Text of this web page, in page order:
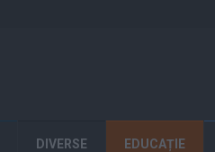
DIVERSE EDUCAȚIE